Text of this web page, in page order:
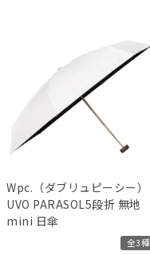
Wpc.（ダブリュピーシー）
UVO PARASOL5段折 無地
mini 日傘
全3種